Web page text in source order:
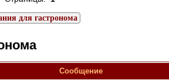
для гастронома
Сообщение